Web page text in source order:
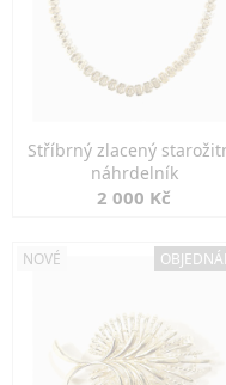
Stříbrný zlacený
náhrdelník
2 000 Kč
NOVÉ